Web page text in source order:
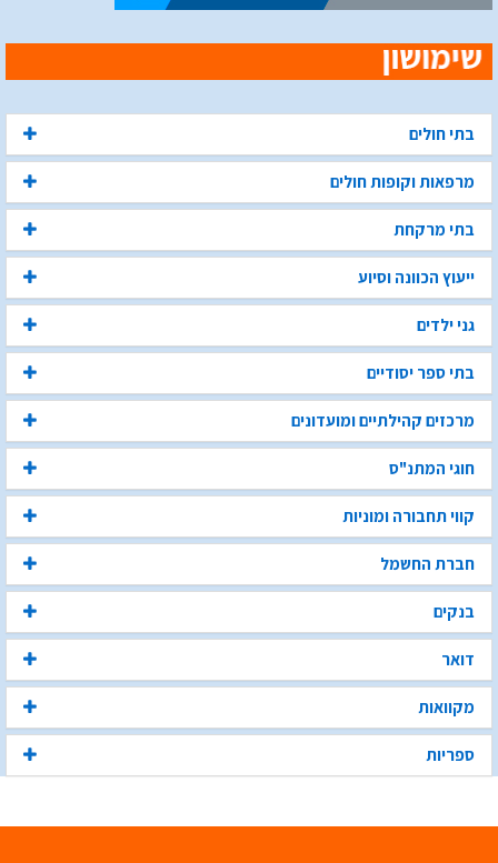
בתי חולים
מרפאות וקופות חולים
בתי מרקחת
ייעוץ הכוונה וסיוע
גני ילדים
בתי ספר יסודיים
מרכזים קהילתיים ומועדונים
חוגי המתנ"ס
קווי תחבורה ומוניות
חברת החשמל
בנקים
דואר
מקוואות
ספריות